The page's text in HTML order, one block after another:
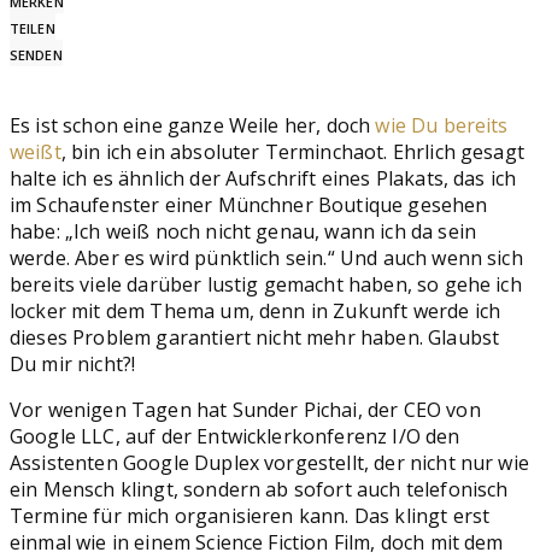
TEILEN
SENDEN
Es ist schon eine ganze Weile her, dochwie Du bereits
weißt, bin ich ein absoluter Terminchaot. Ehrlich gesagt
halte ich es ähnlich der Aufschrift eines Plakats, das ich
im Schaufenster einer Münchner Boutique gesehen
habe: „Ich weiß noch nicht genau, wann ich da sein
werde. Aber es wird pünktlich sein.“ Und auch wenn sich
bereits viele darüber lustig gemacht haben, so gehe ich
locker mit dem Thema um, denn in Zukunft werde ich
dieses Problem garantiert nicht mehr haben. Glaubst
Du mir nicht?!
Vor wenigen Tagen hat Sunder Pichai, der CEO von
Google LLC, auf der Entwicklerkonferenz I/O den
Assistenten Google Duplex vorgestellt, der nicht nur wie
ein Mensch klingt, sondern ab sofort auch telefonisch
Termine für mich organisieren kann. Das klingt erst
einmal wie in einem Science Fiction Film, doch mit dem